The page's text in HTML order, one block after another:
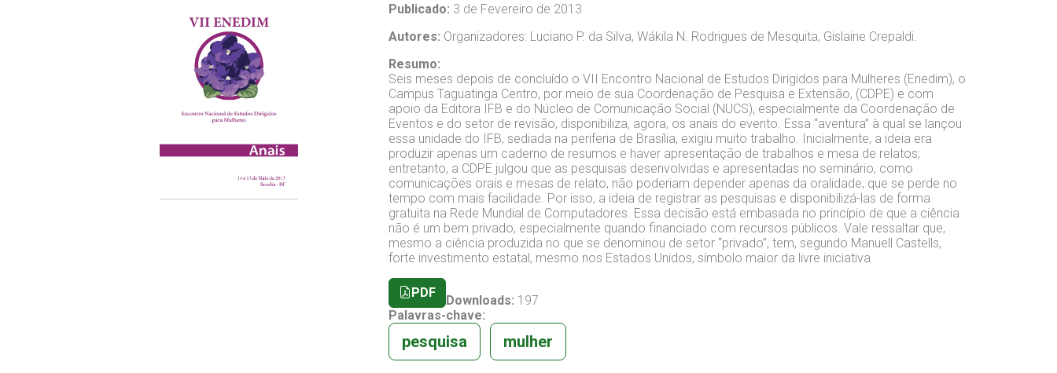
Publicado: 3 de Fevereiro de 2013
Autores: Organizadores: Luciano P. da Silva, Wákila N. Rodrigues de Mesquita, Gislaine Crepaldi.
Resumo:
Seis meses depois de concluído o VII Encontro Nacional de Estudos Dirigidos para Mulheres (Enedim), o
Campus Taguatinga Centro, por meio de sua Coordenação de Pesquisa e Extensão, (CDPE) e com
apoio da Editora IFB e do Núcleo de Comunicação Social (NUCS), especialmente da Coordenação de
Eventos e do setor de revisão, disponibiliza, agora, os anais do evento. Essa “aventura” à qual se lançou
essa unidade do IFB, sediada na periferia de Brasília, exigiu muito trabalho. Inicialmente, a ideia era
produzir apenas um caderno de resumos e haver apresentação de trabalhos e mesa de relatos;
entretanto, a CDPE julgou que as pesquisas desenvolvidas e apresentadas no seminário, como
comunicações orais e mesas de relato, não poderiam depender apenas da oralidade, que se perde no
tempo com mais facilidade. Por isso, a ideia de registrar as pesquisas e disponibilizá-las de forma
gratuita na Rede Mundial de Computadores. Essa decisão está embasada no princípio de que a ciência
não é um bem privado, especialmente quando financiado com recursos públicos. Vale ressaltar que,
mesmo a ciência produzida no que se denominou de setor “privado”, tem, segundo Manuell Castells,
forte investimento estatal, mesmo nos Estados Unidos, símbolo maior da livre iniciativa.
PDF
Downloads: 197
Palavras-chave:
pesquisa mulher